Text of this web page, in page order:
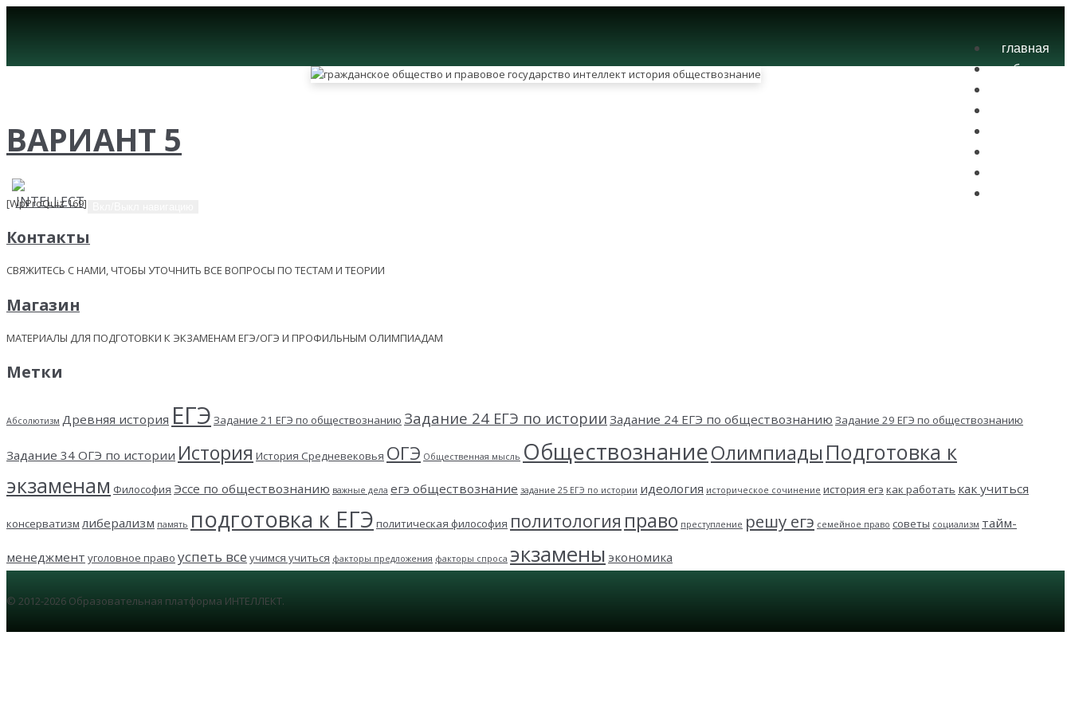
главная
блог
ВАРИАНТ 5
[WpProQuiz 169]
Контакты
СВЯЖИТЕСЬ С НАМИ, ЧТОБЫ УТОЧНИТЬ ВСЕ ВОПРОСЫ ПО ТЕСТАМ И ТЕОРИИ
Магазин
МАТЕРИАЛЫ ДЛЯ ПОДГОТОВКИ К ЭКЗАМЕНАМ ЕГЭ/ОГЭ И ПРОФИЛЬНЫМ ОЛИМПИАДАМ
Метки
Абсолютизм Древняя история ЕГЭ Задание 21 ЕГЭ по обществознанию Задание 24 ЕГЭ по истории Задание 24 ЕГЭ по обществознанию Задание 29 ЕГЭ по обществознанию
Задание 34 ОГЭ по истории История История Средневековья ОГЭ Общественная мысль ОбществознаниеОлимпиады Подготовка к
экзаменам Философия Эссе по обществознанию важные дела егэ обществознание задание 25 ЕГЭ по истории идеология историческое сочинение история егэ как работать как учиться
консерватизм либерализм память подготовка к ЕГЭ политическая философия политология право преступление решу егэ семейное право советы социализм тайм-
менеджмент уголовное право успеть все учимся учиться факторы предложения факторы спроса экзамены экономика
© 2012-2026 Образовательная платформа ИНТЕЛЛЕКТ.